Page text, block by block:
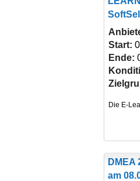
Start:
Ende:
DMEA
am